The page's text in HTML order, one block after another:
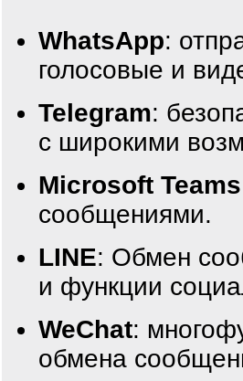
WhatsApp:
голосовые и
Telegram:
с широкими
Microsoft Teams
сообщениями.
LINE: Обмен
и функции
WeChat:
обмена